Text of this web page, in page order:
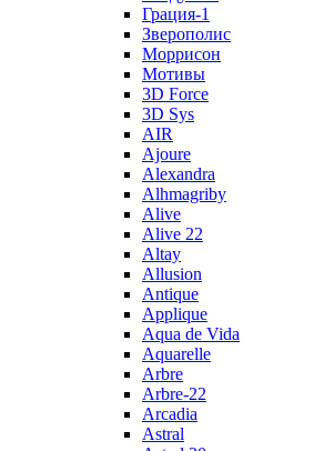
Грация-1
Зверополис
Моррисон
Мотивы
3D Force
3D Sys
AIR
Ajoure
Alexandra
Alhmagriby
Alive
Alive 22
Altay
Allusion
Antique
Applique
Aqua de Vida
Aquarelle
Arbre
Arbre-22
Arcadia
Astral